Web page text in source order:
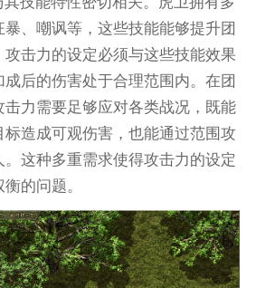
、嘲讽等，这些技能能够提升团
攻击力的设定必须与这些技能效果
后的伤害处于合理范围内。在团
击力需要足够应对各类战况，既能
造成可观伤害，也能通过范围攻
这种多重需求使得攻击力的设定
的问题。